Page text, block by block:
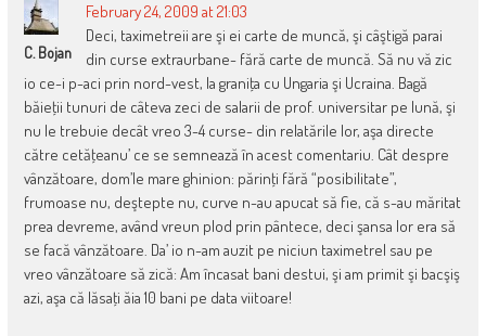
C. Bojan
February 24, 2009 at 21:03
Deci, taximetreii are şi ei carte de muncă, şi câştigă parai
din curse extraurbane- fără carte de muncă. Să nu vă zic
io ce-i p-aci prin nord-vest, la graniţa cu Ungaria şi Ucraina. Bagă
băieţii tunuri de câteva zeci de salarii de prof. universitar pe lună, şi
nu le trebuie decât vreo 3-4 curse- din relatările lor, aşa directe
către cetăţeanu’ ce se semnează în acest comentariu. Cât despre
vânzătoare, dom’le mare ghinion: părinţi fără “posibilitate”,
frumoase nu, deştepte nu, curve n-au apucat să fie, că s-au măritat
prea devreme, având vreun plod prin pântece, deci şansa lor era să
se facă vânzătoare. Da’ io n-am auzit pe niciun taximetrel sau pe
vreo vânzătoare să zică: Am încasat bani destui, şi am primit şi bacşiş
azi, aşa că lăsaţi ăia 10 bani pe data viitoare!